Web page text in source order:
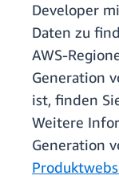
Developer
Daten zu
AWS-
Generation
ist, finden
Weitere
Generation